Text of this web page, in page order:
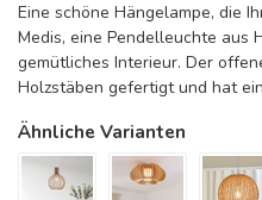
Eine schöne Hängelampe, die
Medis, eine Pendelleuchte aus
gemütliches Interieur. Der
Holzstäben gefertigt und hat
Ähnliche Varianten